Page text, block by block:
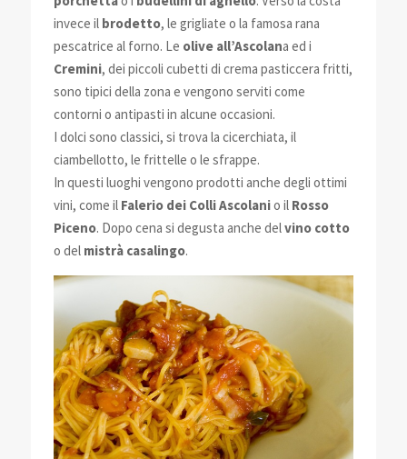
invece il brodetto, le grigliate o la famosa rana
pescatrice al forno. Le olive all’Ascolana ed i
Cremini, dei piccoli cubetti di crema pasticcera fritti,
sono tipici della zona e vengono serviti come
contorni o antipasti in alcune occasioni.
I dolci sono classici, si trova la cicerchiata, il
ciambellotto, le frittelle o le sfrappe.
In questi luoghi vengono prodotti anche degli ottimi
vini, come il Falerio dei Colli Ascolanio il Rosso
Piceno. Dopo cena si degusta anche delvino cotto
o del mistrà casalingo.